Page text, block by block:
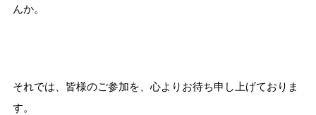
んか。
それでは、皆様のご参加を、心よりお待ち申し上げておりま
す。